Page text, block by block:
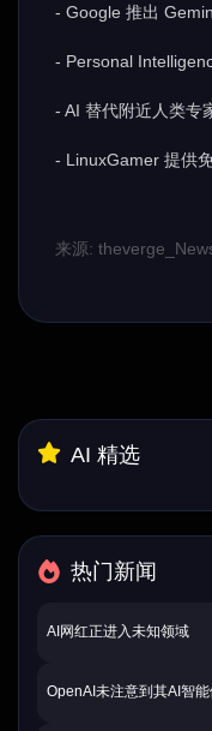
- Google 推出
- Personal
- AI 替代附近人类专
- LinuxGamer 提供
来源:
AI 精选
热门新闻
AI网红正进入未知领域
OpenAI未注意到其AI智